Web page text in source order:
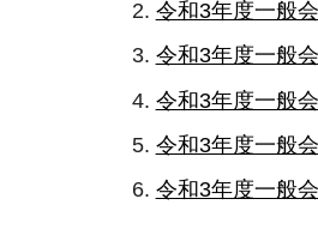
令和3年度一般
令和3年度一般
令和3年度一般
令和3年度一般
令和3年度一般